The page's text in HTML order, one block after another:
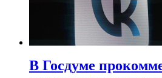
В Госдуме